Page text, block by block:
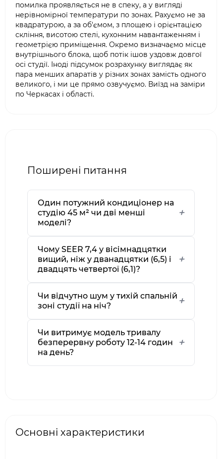
помилка проявляється не в спеку, а у вигляді
нерівномірної температури по зонах. Рахуємо не за
квадратурою, а за об'ємом, з площею і орієнтацією
скління, висотою стелі, кухонним навантаженням і
геометрією приміщення. Окремо визначаємо місце
внутрішнього блока, щоб потік ішов уздовж довгої
осі студії. Іноді підсумок розрахунку виглядає як
пара менших апаратів у різних зонах замість одного
великого, і ми це прямо озвучуємо. Виїзд на заміри
по Черкасах і області.
Поширені питання
Один потужний кондиціонер на
студію 45 м² чи дві менші
моделі?
Чому SEER 7,4 у вісімнадцятки
вищий, ніж у дванадцятки (6,5) і
двадцять четвертої (6,1)?
Чи відчутно шум у тихій спальній
зоні студії на ніч?
Чи витримує модель тривалу
безперервну роботу 12-14 годин
на день?
Основні характеристики